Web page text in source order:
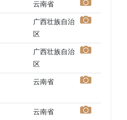
云南省
广西壮族自治
区
广西壮族自治
区
云南省
云南省